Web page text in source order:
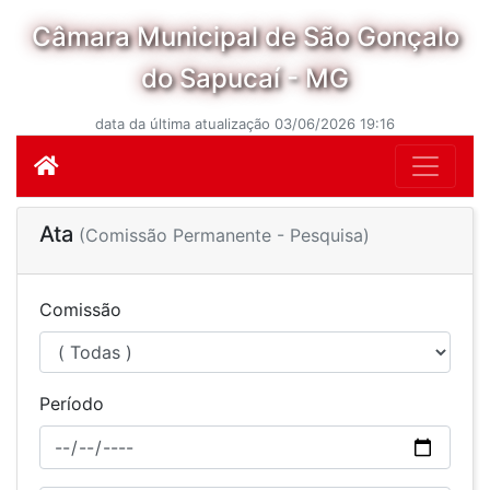
Câmara Municipal de São Gonçalo
do Sapucaí - MG
data da última atualização 03/06/2026 19:16
Ata (Comissão Permanente - Pesquisa)
Comissão
Período